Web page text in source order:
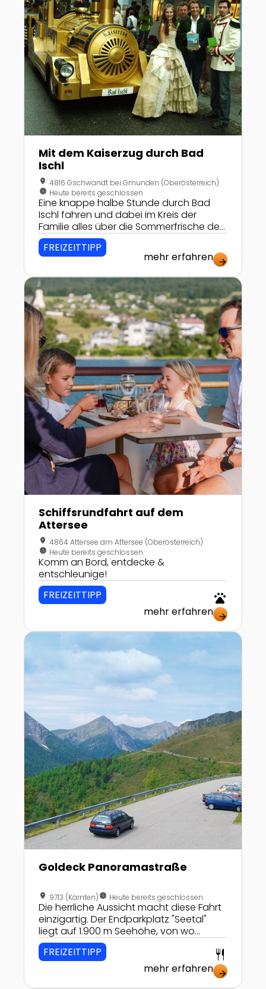
Mit dem Kaiserzug durch Bad
Ischl
location_on 4816 Gschwandt bei Gmunden (Oberösterreich)
nest_clock_farsight_analog Heute bereits geschlossen
Eine knappe halbe Stunde durch Bad
Ischl fahren und dabei im Kreis der
Familie alles über die Sommerfrische des
Kaisers erfahren!
FREIZEITTIPP
mehr erfahren arrow_forward
Zur Detailseite von Schiffsrundfahrt auf dem
Schiffsrundfahrt auf dem
Attersee
location_on 4864 Attersee am Attersee (Oberösterreich)
nest_clock_farsight_analog Heute bereits geschlossen
Komm an Bord, entdecke &
entschleunige!
FREIZEITTIPP
pets
mehr erfahren arrow_forward
Zur Detailseite von Goldeck Panoramastraße
Goldeck Panoramastraße
location_on 9713 (Kärnten)nest_clock_farsight_analog Heute bereits geschlossen
Die herrliche Aussicht macht diese Fahrt
einzigartig. Der Endparkplatz "Seetal"
liegt auf 1.900 m Seehöhe, von wo
herrliche Wanderwege weggehen, vor
allem die familienfreundliche
Rundwanderung entlang des
FREIZEITTIPP restaurant
mehr erfahren arrow_forward